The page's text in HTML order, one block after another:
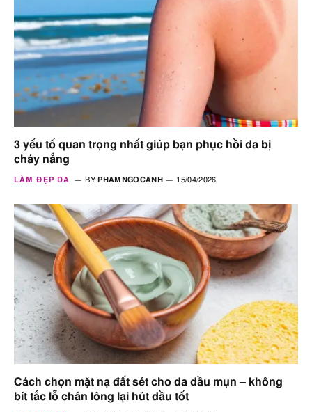
3 yếu tố quan trọng nhất giúp bạn phục hồi da bị
cháy nắng
LÀM ĐẸP DA BY PHAMNGOCANH 15/04/2026
Cách chọn mặt nạ đất sét cho da dầu mụn – không
bít tắc lỗ chân lông lại hút dầu tốt